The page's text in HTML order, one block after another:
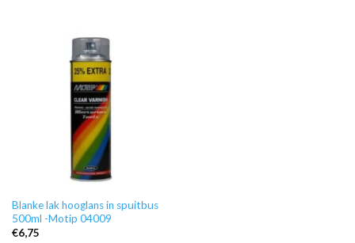
Blanke lak hooglans in spuitbus
500ml -Motip 04009
€6,75